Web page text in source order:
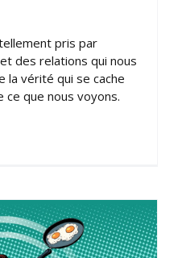
pris par
des relations qui nous
la vérité qui se cache
que nous voyons.